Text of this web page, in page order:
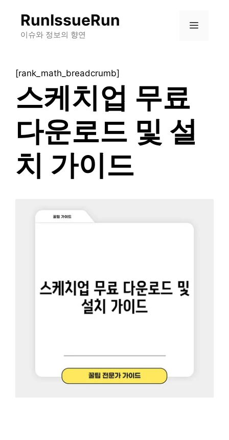
RunIssueRun
이슈와 정보의 향연
메
[rank_math_breadcrumb]
스케치업 무료
다운로드 및 설
치 가이드